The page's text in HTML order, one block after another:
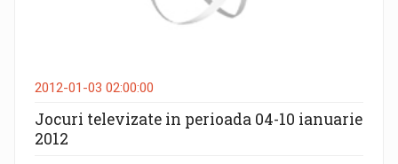
2012-01-03 02:00:00
Jocuri televizate in perioada 04-10 ianuarie
2012